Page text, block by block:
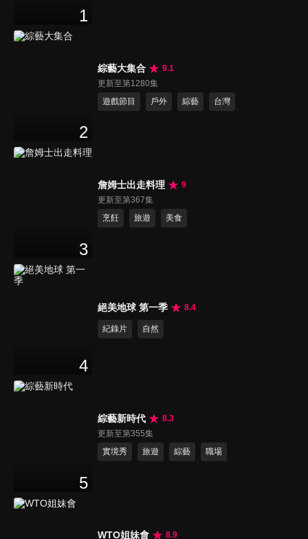
1
2
綜藝大集合
9.1
更新至第1280集
遊戲節目
戶外 綜藝 台灣
3
詹姆士出走料理
9
更新至第367集
烹飪
旅遊 美食
4
絕美地球 第一季 8.4
紀錄片 自然
5
綜藝新時代
8.3
更新至第355集
實境秀
旅遊 綜藝 職場
WTO姐妹會
8.9